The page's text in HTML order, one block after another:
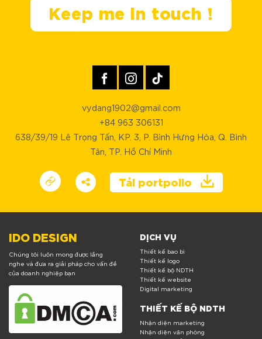
Keep me in touch !
vydang1902@gmail.com
+84 963 306131
638/39/19 Lê Trọng Tấn, KP. 3, P. Bình Hưng Hòa, Q. Bình
Tân, TP. Hồ Chí Minh
Tải portpolio
IDO DESIGN
Chúng tôi luôn mong được lắng
nghe và đưa ra giải pháp cho vấn đề
của doanh nghiệp bạn
DỊCH VỤ
Thiết kế bao bì
Thiết kế logo
Thiết kế bộ NDTH
Thiết kế website
Digital marketing
THIẾT KẾ BỘ NDTH
Nhận diện marketing
Nhận diện văn phòng